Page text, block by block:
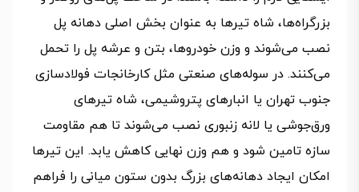
بزرگراه‌ها، شاه تیرها به‌ عنوان بخش اصلی دهانه پل
نصب می‌شوند و وزن خودروها، بتن و عرشه پل را تحمل
می‌کنند. در سوله‌های صنعتی مثل کارخانجات فولادسازی
جنوب تهران یا انبارهای پتروشیمی، شاه تیرهای
ورق‌جوشی یا لانه‌ زنبوری نصب می‌شوند تا هم مقاومت
سازه تامین شود و هم وزن نهایی کاهش یابد. این تیرها
امکان ایجاد دهانه‌های بزرگ بدون ستون میانی را فراهم